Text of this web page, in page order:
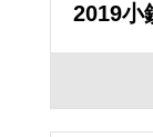
2019小